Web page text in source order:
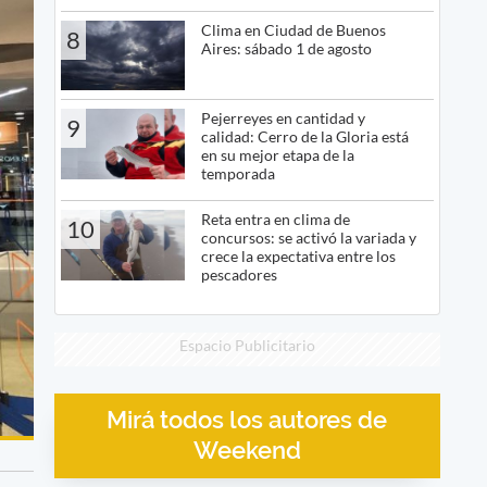
8
Clima en Ciudad de Buenos
Aires: sábado 1 de agosto
9
Pejerreyes en cantidad y
calidad: Cerro de la Gloria está
en su mejor etapa de la
temporada
10
Reta entra en clima de
concursos: se activó la variada y
crece la expectativa entre los
pescadores
Espacio Publicitario
Mirá todos los autores de
Weekend